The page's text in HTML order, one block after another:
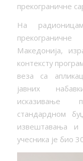
прекограничне
На
Македонија,
контексту
веза са
јавних
исказивање
стандардном
извештавања и
учесника је био